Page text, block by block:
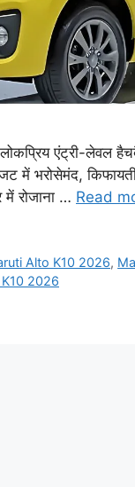
एंट्री-लेवल
में भरोसेमंद,
में रोजाना … Read
Alto K10 2026,
2026